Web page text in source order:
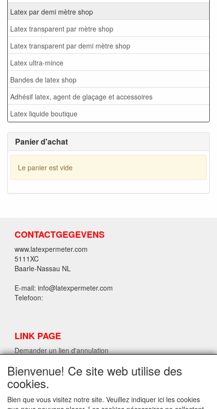
Latex par demi mètre shop
Latex transparent par mètre shop
Latex transparent par demi mètre shop
Latex ultra-mince
Bandes de latex shop
Adhésif latex, agent de glaçage et accessoires
Latex liquide boutique
Panier d'achat
Le panier est vide
CONTACTGEGEVENS
www.latexpermeter.com
5111XC
Baarle-Nassau NL
E-mail: info@latexpermeter.com
Telefoon:
LINK PAGE
Demander un lien d'annulation
INFORMATIONS SUR LE LATEX LPM.
Demander un lien d'annulation
Bienvenue! Ce site web utilise des
cookies.
Bien que vous visitez notre site. Veuillez indiquer ici les cookies